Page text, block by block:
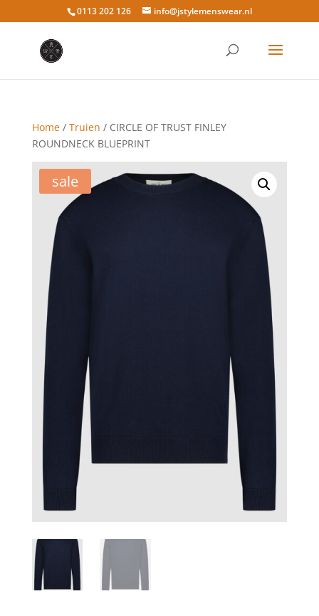
0113 202 126 info@jstylemenswear.nl
Home/ Truien / CIRCLE OF TRUST FINLEY
ROUNDNECK BLUEPRINT
sale